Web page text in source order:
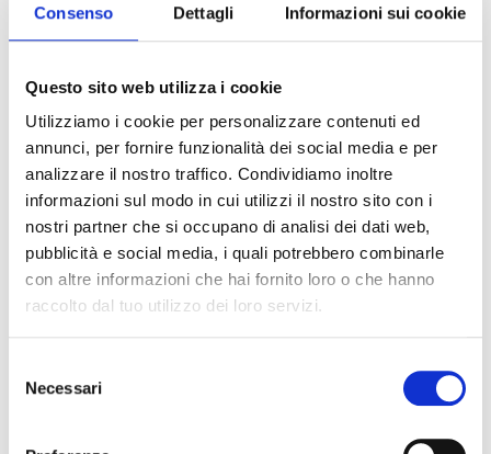
Consenso Dettagli Informazioni sui cookie
Questo sito web utilizza i cookie
Utilizziamo i cookie per personalizzare contenuti ed
annunci, per fornire funzionalità dei social media e per
analizzare il nostro traffico. Condividiamo inoltre
informazioni sul modo in cui utilizzi il nostro sito con i
nostri partner che si occupano di analisi dei dati web,
pubblicità e social media, i quali potrebbero combinarle
con altre informazioni che hai fornito loro o che hanno
raccolto dal tuo utilizzo dei loro servizi.
delNecessari
pesce e formaggi, e solo raramente concede cibi
più grassi come carni rosse, salumi, dolci.
I primi a parlare di “Dieta Mediterranea” in termini
scrittore), Flaminio Fidanza(Nutrizionista) e
Ancel Keys (Biologo e Fisiologo), che l’hanno per
così dire svelata e formalizzata.
La longevità e lo stato di salute degli abitanti
questi paesi - Italia, Grecia, Cipro, Croazia,
Francia, Marocco, Portogallo e Spagna -
attrassero l’interesse scientifico di